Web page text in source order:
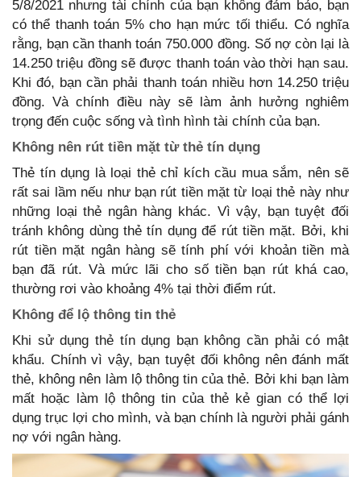
5/8/2021 nhưng tài chính của bạn không đảm bảo, bạn
có thể thanh toán 5% cho hạn mức tối thiểu. Có nghĩa
rằng, bạn cần thanh toán 750.000 đồng. Số nợ còn lại là
14.250 triệu đồng sẽ được thanh toán vào thời hạn sau.
Khi đó, bạn cần phải thanh toán nhiều hơn 14.250 triệu
đồng. Và chính điều này sẽ làm ảnh hưởng nghiêm
trọng đến cuộc sống và tình hình tài chính của bạn.
Không nên rút tiền mặt từ thẻ tín dụng
Thẻ tín dụng là loại thẻ chỉ kích cầu mua sắm, nên sẽ
rất sai lầm nếu như bạn rút tiền mặt từ loại thẻ này như
những loại thẻ ngân hàng khác. Vì vậy, bạn tuyệt đối
tránh không dùng thẻ tín dụng để rút tiền mặt. Bởi, khi
rút tiền mặt ngân hàng sẽ tính phí với khoản tiền mà
bạn đã rút. Và mức lãi cho số tiền bạn rút khá cao,
thường rơi vào khoảng 4% tại thời điểm rút.
Không để lộ thông tin thẻ
Khi sử dụng thẻ tín dụng bạn không cần phải có mật
khẩu. Chính vì vậy, bạn tuyệt đối không nên đánh mất
thẻ, không nên làm lộ thông tin của thẻ. Bởi khi bạn làm
mất hoặc làm lộ thông tin của thẻ kẻ gian có thể lợi
dụng trục lợi cho mình, và bạn chính là người phải gánh
nợ với ngân hàng.